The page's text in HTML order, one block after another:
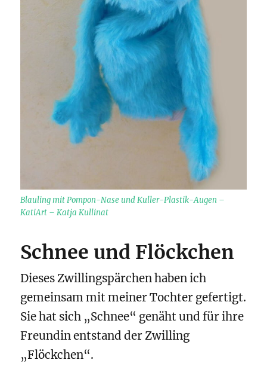
Blauling mit Pompon-Nase und Kuller-Plastik-Augen –
KatiArt – Katja Kullinat
Schnee und Flöckchen
Dieses Zwillingspärchen haben ich
gemeinsam mit meiner Tochter gefertigt.
Sie hat sich „Schnee“ genäht und für ihre
Freundin entstand der Zwilling
„Flöckchen“.